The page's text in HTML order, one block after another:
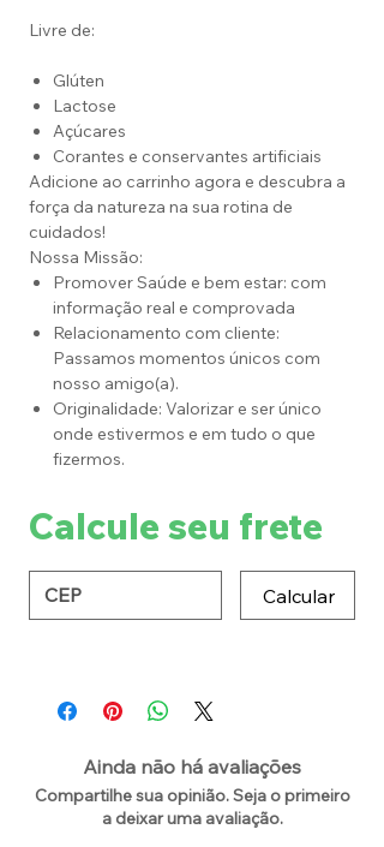
Livre de:
Glúten
Lactose
Açúcares
Corantes e conservantes artificiais
Adicione ao carrinho agora e descubra a
força da natureza na sua rotina de
cuidados!
Nossa Missão:
Promover Saúde e bem estar: com
informação real e comprovada
Relacionamento com cliente:
Passamos momentos únicos com
nosso amigo(a).
Originalidade: Valorizar e ser único
onde estivermos e em tudo o que
fizermos.
Calcule seu frete
Calcular
Ainda não há avaliações
Compartilhe sua opinião. Seja o primeiro
a deixar uma avaliação.